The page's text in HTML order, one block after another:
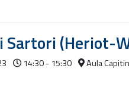
Sartori (Heriot-
14:30 - 15:30 Aula